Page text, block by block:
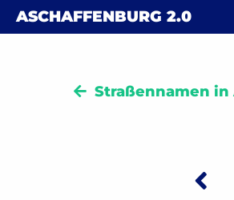
Skip to content
ASCHAFFENBURG 2.0
Straßennamen